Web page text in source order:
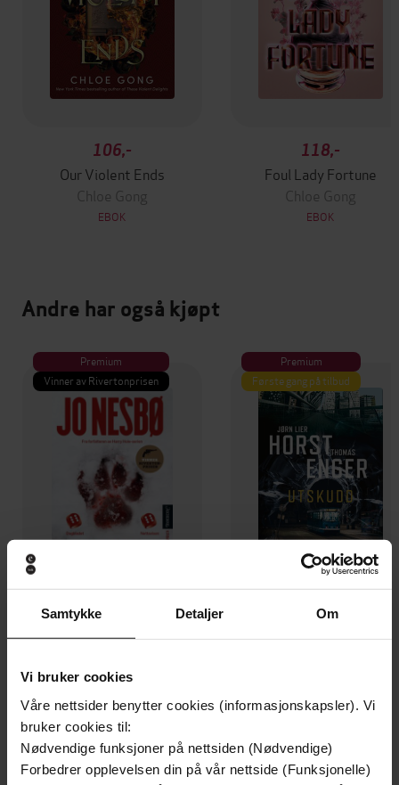
Samtykke Detaljer Om
Vi bruker cookies
Våre nettsider benytter cookies (informasjonskapsler). Vi
bruker cookies til:
Nødvendige funksjoner på nettsiden (Nødvendige)
Forbedrer opplevelsen din på vår nettside (Funksjonelle)
106,-
Our Violent Ends
Chloe Gong
EBOK
118,-
Foul Lady Fortune
Chloe Gong
EBOK
Andre har også kjøpt
Premium
Vinner av Rivertonprisen
Jo Nesbø
EBOK
Premium
Første gang på tilbud
EBOK